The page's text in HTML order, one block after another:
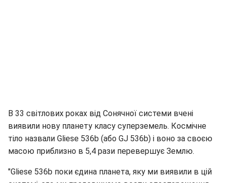
В 33 світлових роках від Сонячної системи вчені
виявили нову планету класу суперземель. Космічне
тіло назвали Gliese 536b (або GJ 536b) і воно за своєю
масою приблизно в 5,4 рази перевершує Землю.
"Gliese 536b поки єдина планета, яку ми виявили в цій